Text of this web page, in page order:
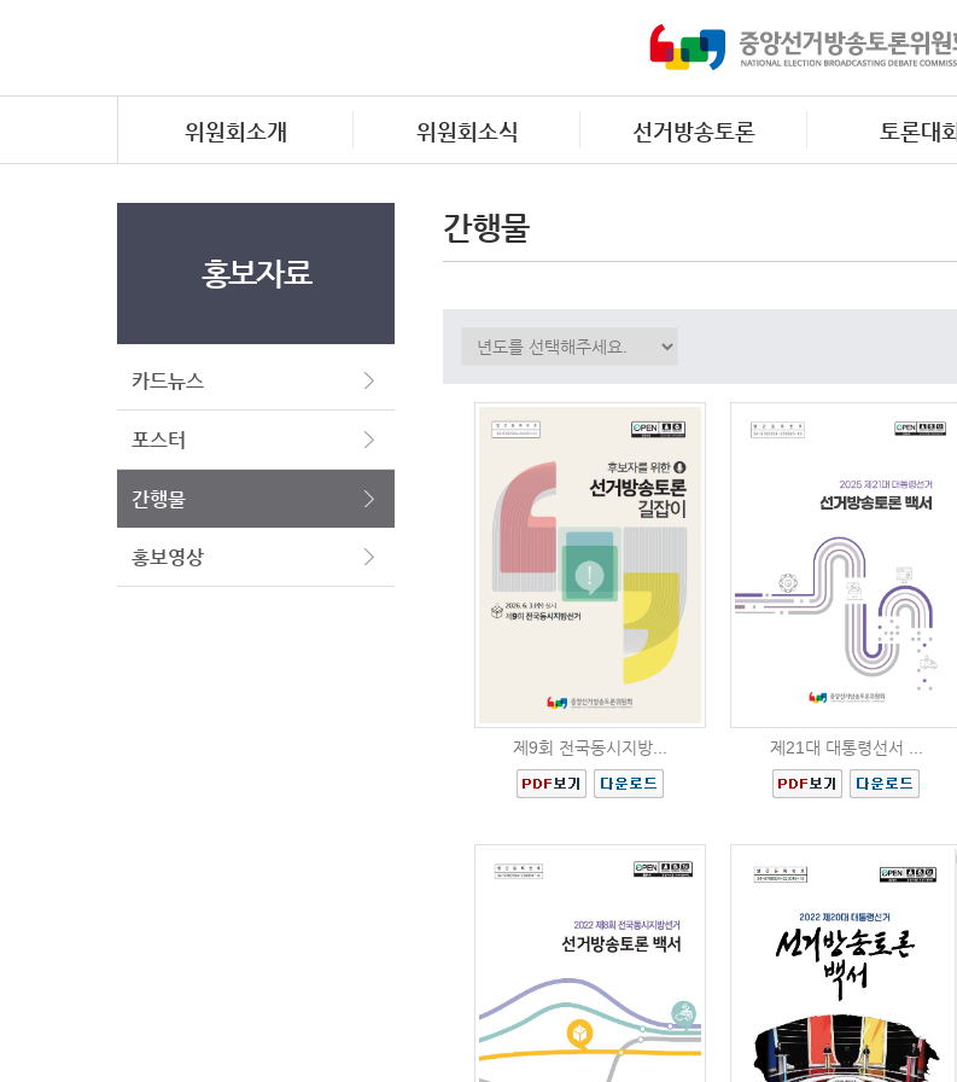
위원회소개 위원회소식 선거방송토론 토론대회
홍보자료
카드뉴스
포스터
간행물
홍보영상
간행물
제9회 전국동시지방... 제21대 대통령선서 ...